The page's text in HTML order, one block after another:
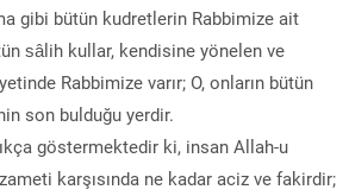
gibi bütün kudretlerin Rabbimize ait
sâlih kullar, kendisine yönelen ve
Rabbimize varır; O, onların bütün
son bulduğu yerdir.
göstermektedir ki, insan Allah-u
karşısında ne kadar aciz ve fakirdir;